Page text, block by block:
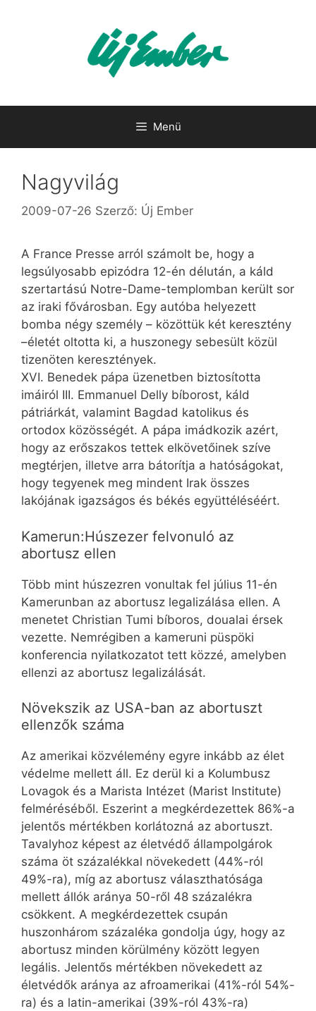
Menü
Nagyvilág
2009-07-26 Szerző: Új Ember
A France Presse arról számolt be, hogy a
legsúlyosabb epizódra 12-én délután, a káld
szertartású Notre-Dame-templomban került sor
az iraki fővárosban. Egy autóba helyezett
bomba négy személy – közöttük két keresztény
–életét oltotta ki, a huszonegy sebesült közül
tizenöten keresztények.
XVI. Benedek pápa üzenetben biztosította
imáiról III. Emmanuel Delly bíborost, káld
pátriárkát, valamint Bagdad katolikus és
ortodox közösségét. A pápa imádkozik azért,
hogy az erőszakos tettek elkövetőinek szíve
megtérjen, illetve arra bátorítja a hatóságokat,
hogy tegyenek meg mindent Irak összes
lakójának igazságos és békés együttéléséért.
Kamerun:Húszezer felvonuló az
abortusz ellen
Több mint húszezren vonultak fel július 11-én
Kamerunban az abortusz legalizálása ellen. A
menetet Christian Tumi bíboros, doualai érsek
vezette. Nemrégiben a kameruni püspöki
konferencia nyilatkozatot tett közzé, amelyben
ellenzi az abortusz legalizálását.
Növekszik az USA-ban az abortuszt
ellenzők száma
Az amerikai közvélemény egyre inkább az élet
védelme mellett áll. Ez derül ki a Kolumbusz
Lovagok és a Marista Intézet (Marist Institute)
felméréséből. Eszerint a megkérdezettek 86%-a
jelentős mértékben korlátozná az abortuszt.
Tavalyhoz képest az életvédő állampolgárok
száma öt százalékkal növekedett (44%-ról
49%-ra), míg az abortusz választhatósága
mellett állók aránya 50-ről 48 százalékra
csökkent. A megkérdezettek csupán
huszonhárom százaléka gondolja úgy, hogy az
abortusz minden körülmény között legyen
legális. Jelentős mértékben növekedett az
életvédők aránya az afroamerikai (41%-ról 54%-
ra) és a latin-amerikai (39%-ról 43%-ra)